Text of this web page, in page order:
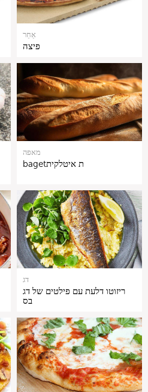
אַחֵר
פיצה
מאפה
bagetת איטלקית
דג
ריזוטו דלעת עם פילטים של דג
בס